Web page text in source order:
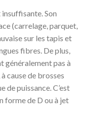
Son
(carrelage, parquet,
sur les tapis et
fibres. De plus,
généralement pas à
cause de brosses
de puissance. C’est
forme de D ou à jet